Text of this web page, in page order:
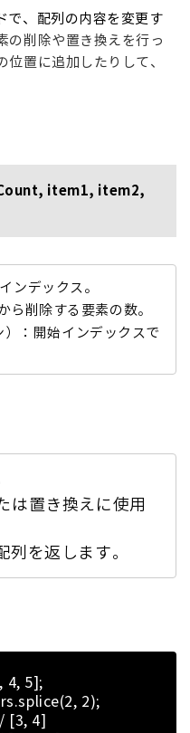
で、配列の内容を変更す
の削除や置き換えを行っ
置に追加したりして、
item1, item2,
ンデックス。
ら削除する要素の数。
）：開始インデックスで
は置き換えに使用
を返します。
4, 5];
2);
[3, 4]